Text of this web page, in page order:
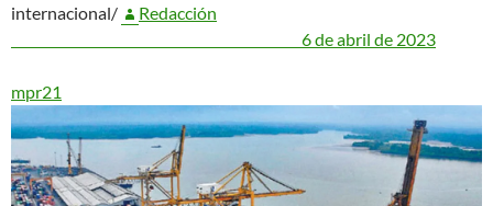
internacional/
Redacción
6 de abril de 2023
mpr21